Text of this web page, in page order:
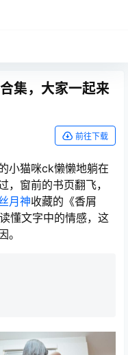
集，大家一起来
前往下载
小猫咪ck懒懒地躺在
，窗前的书页翻飞，
月神收藏的《香屑
懂文字中的情感，这
。